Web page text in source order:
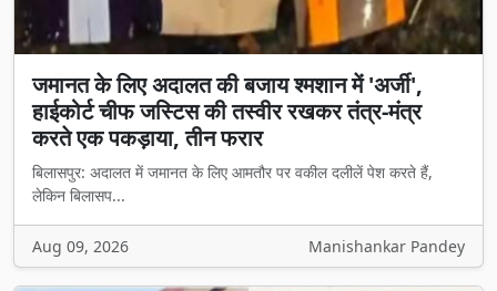
जमानत के लिए अदालत की बजाय श्मशान में 'अर्जी',
हाईकोर्ट चीफ जस्टिस की तस्वीर रखकर तंत्र-मंत्र
करते एक पकड़ाया, तीन फरार
बिलासपुर: अदालत में जमानत के लिए आमतौर पर वकील दलीलें पेश करते हैं,
लेकिन बिलासप...
Aug 09, 2026 Manishankar Pandey